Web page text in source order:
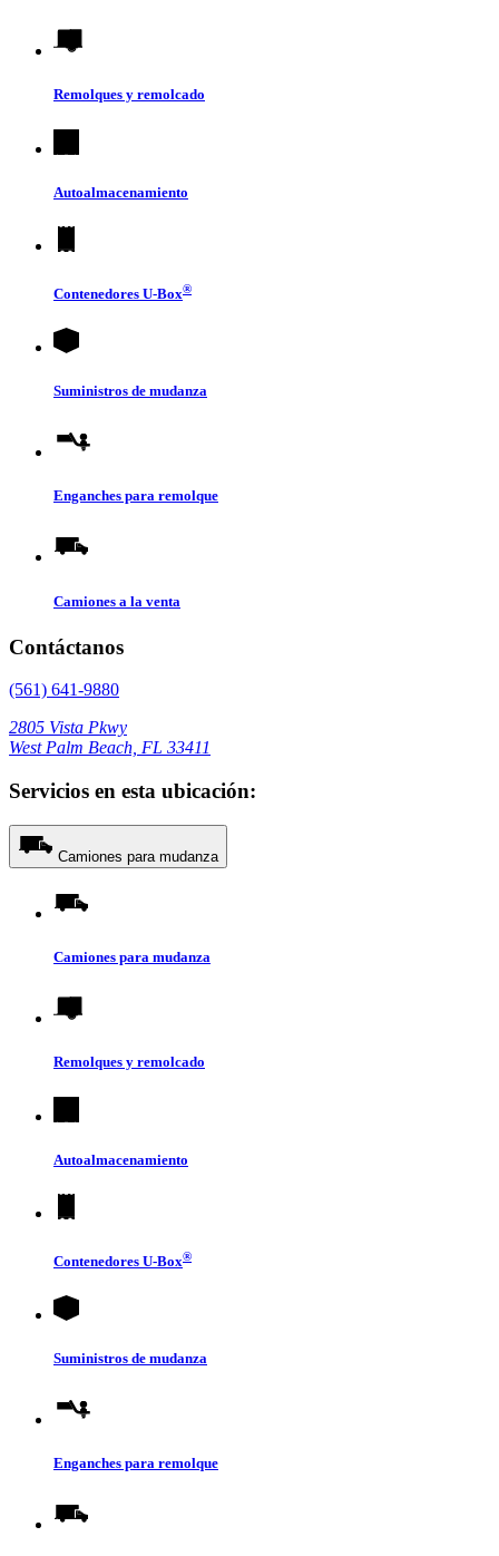
Remolques y remolcado
Autoalmacenamiento
Contenedores U-Box®
Suministros de mudanza
Enganches para remolque
Camiones a la venta
Contáctanos
(561) 641-9880
2805 Vista Pkwy
West Palm Beach, FL 33411
Servicios en esta ubicación:
Camiones para mudanza
Camiones para mudanza
Remolques y remolcado
Autoalmacenamiento
Contenedores U-Box®
Suministros de mudanza
Enganches para remolque